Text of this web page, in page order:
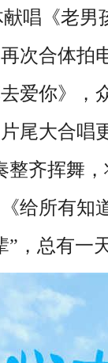
唱《老男
次合体拍
爱你》，
尾大合唱
整齐挥舞
给所有知
，总有一